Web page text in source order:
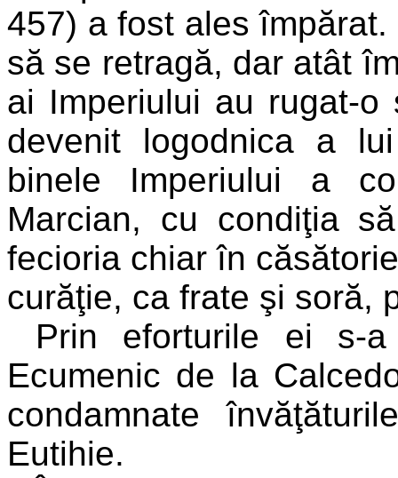
457) a fost ales
să se retragă, dar atât
ai Imperiului au rugat-
devenit logodnica a
binele Imperiului a
Marcian, cu condiţia
fecioria chiar în
curăţie, ca frate şi soră,
Prin eforturile ei s-
Ecumenic de la
condamnate
Eutihie.